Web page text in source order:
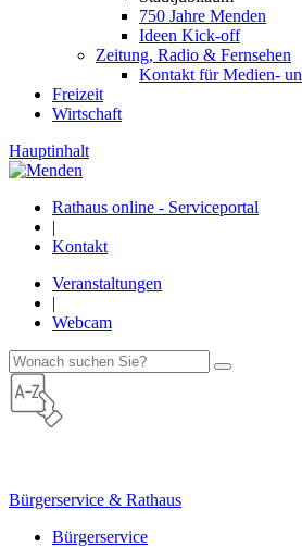
750 Jahre Menden
Ideen Kick-off
Zeitung, Radio & Fernsehen
Kontakt für Medien-
Freizeit
Wirtschaft
Hauptinhalt
Rathaus online - Serviceportal
|
Kontakt
Veranstaltungen
|
Webcam
Bürgerservice & Rathaus
Bürgerservice